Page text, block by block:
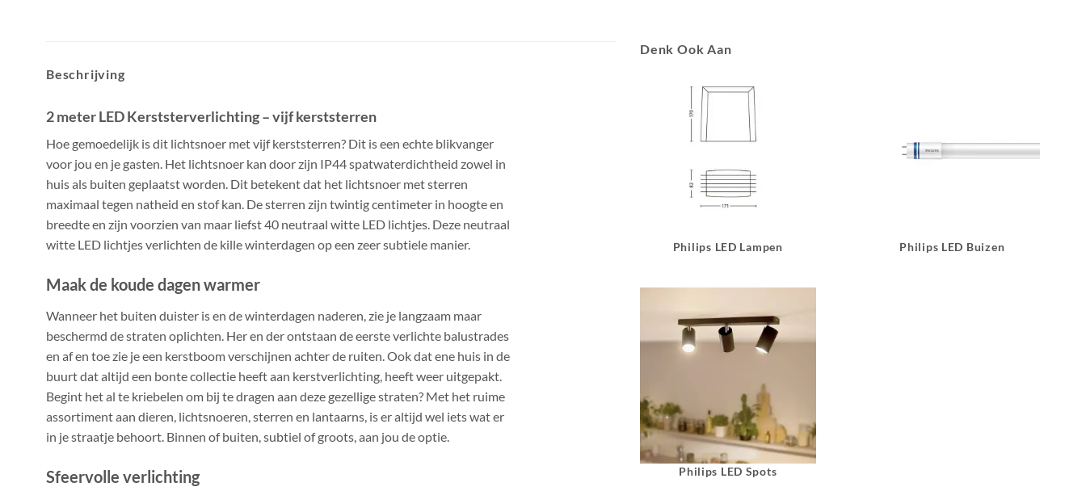
Beschrijving
2 meter LED Kerststerverlichting – vijf kerststerren
Hoe gemoedelijk is dit lichtsnoer met vijf kerststerren? Dit is een echte blikvanger
voor jou en je gasten. Het lichtsnoer kan door zijn IP44 spatwaterdichtheid zowel in
huis als buiten geplaatst worden. Dit betekent dat het lichtsnoer met sterren
maximaal tegen natheid en stof kan. De sterren zijn twintig centimeter in hoogte en
breedte en zijn voorzien van maar liefst 40 neutraal witte LED lichtjes. Deze neutraal
witte LED lichtjes verlichten de kille winterdagen op een zeer subtiele manier.
Maak de koude dagen warmer
Wanneer het buiten duister is en de winterdagen naderen, zie je langzaam maar
beschermd de straten oplichten. Her en der ontstaan de eerste verlichte balustrades
en af en toe zie je een kerstboom verschijnen achter de ruiten. Ook dat ene huis in de
buurt dat altijd een bonte collectie heeft aan kerstverlichting, heeft weer uitgepakt.
Begint het al te kriebelen om bij te dragen aan deze gezellige straten? Met het ruime
assortiment aan dieren, lichtsnoeren, sterren en lantaarns, is er altijd wel iets wat er
in je straatje behoort. Binnen of buiten, subtiel of groots, aan jou de optie.
Sfeervolle verlichting
Denk Ook Aan
Philips LED Lampen Philips LED Buizen
Philips LED Spots